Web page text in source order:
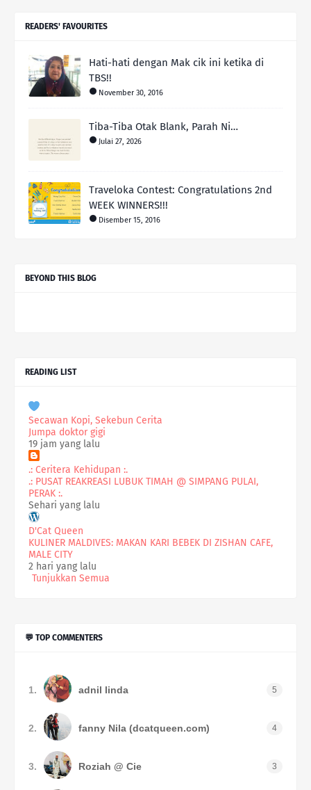
READERS' FAVOURITES
Hati-hati dengan Mak cik ini ketika di
TBS!!
November 30, 2016
Tiba-Tiba Otak Blank, Parah Ni…
Julai 27, 2026
Traveloka Contest: Congratulations 2nd
WEEK WINNERS!!!
Disember 15, 2016
BEYOND THIS BLOG
READING LIST
Secawan Kopi, Sekebun Cerita
Jumpa doktor gigi
19 jam yang lalu
.: Ceritera Kehidupan :.
.: PUSAT REAKREASI LUBUK TIMAH @ SIMPANG PULAI,
PERAK :.
Sehari yang lalu
D'Cat Queen
KULINER MALDIVES: MAKAN KARI BEBEK DI ZISHAN CAFE,
MALE CITY
2 hari yang lalu
Tunjukkan Semua
💬 TOP COMMENTERS
1. adnil linda 5
2. fanny Nila (dcatqueen.com) 4
3. Roziah @ Cie 3